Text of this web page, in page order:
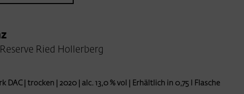
Ried Hollerberg
DAC | trocken | 2020 | alc. 13,0 % vol | Erhältlich in 0,75 l Flasche